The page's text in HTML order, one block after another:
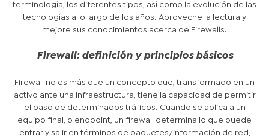
terminología, los diferentes tipos, así como la evolución de las
tecnologías a lo largo de los años. Aproveche la lectura y
mejore sus conocimientos acerca de Firewalls.
Firewall: definición y principios básicos
Firewall no es más que un concepto que, transformado en un
activo ante una infraestructura, tiene la capacidad de permitir
el paso de determinados tráficos. Cuando se aplica a un
equipo final, o endpoint, un firewall determina lo que puede
entrar y salir en términos de paquetes/información de red,